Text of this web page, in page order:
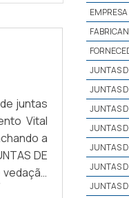
juntas
Vital
a
DE
JUNTAS
JUNTAS
JUNTAS
JUNTAS
JUNTAS
JUNTAS
JUNTAS